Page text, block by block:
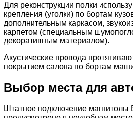
Для реконструкции полки
крепления (уголки) по бортам
дополнительным каркасом,
карпетом (специальным
декоративным материалом).
Акустические провода
покрытием салона по бортам
Выбор места для
Штатное подключение магнитолы